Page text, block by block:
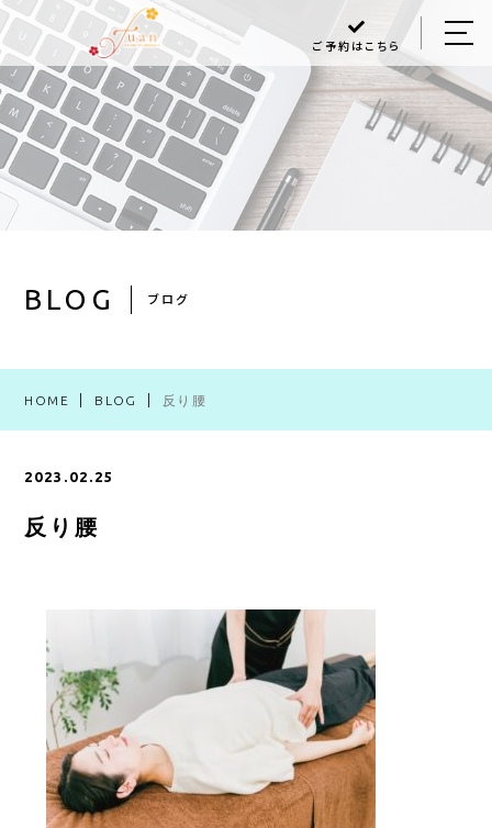
ご予約はこちら
BLOG ブログ
HOME BLOG 反り腰
2023.02.25
反り腰
HOME
ABOUT US
MENU
Q＆A
CONTACT